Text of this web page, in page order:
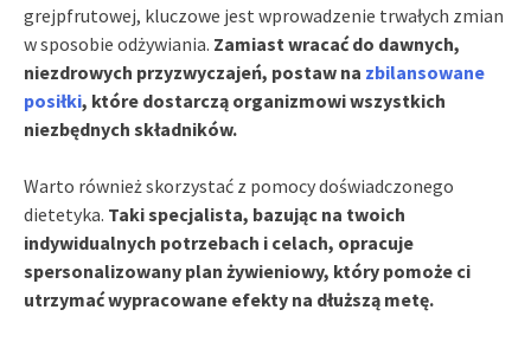
grejpfrutowej, kluczowe jest wprowadzenie trwałych zmian
w sposobie odżywiania. Zamiast wracać do dawnych,
niezdrowych przyzwyczajeń, postaw na zbilansowane
posiłki, które dostarczą organizmowi wszystkich
niezbędnych składników.
Warto również skorzystać z pomocy doświadczonego
dietetyka. Taki specjalista, bazując na twoich
indywidualnych potrzebach i celach, opracuje
spersonalizowany plan żywieniowy, który pomoże ci
utrzymać wypracowane efekty na dłuższą metę.